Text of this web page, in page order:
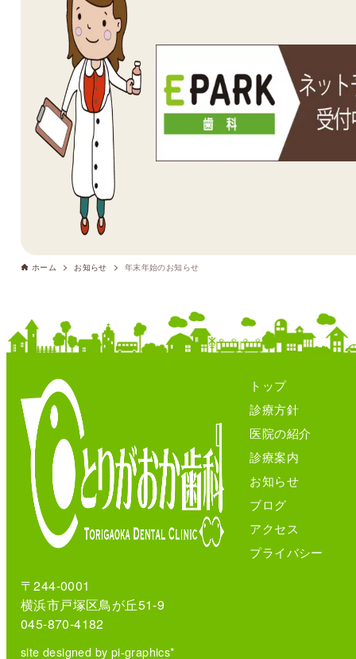
ホーム お知らせ 年末年始のお知らせ
〒244-0001
横浜市戸塚区鳥が丘51-9
045-870-4182
site designed by pi-graphics*
トップ
診療方針
医院の紹介
診療案内
お知らせ
ブログ
アクセス
プライバシー